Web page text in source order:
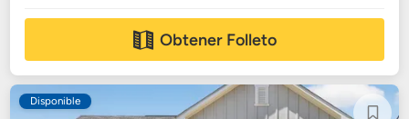
Obtener Folleto
Disponible